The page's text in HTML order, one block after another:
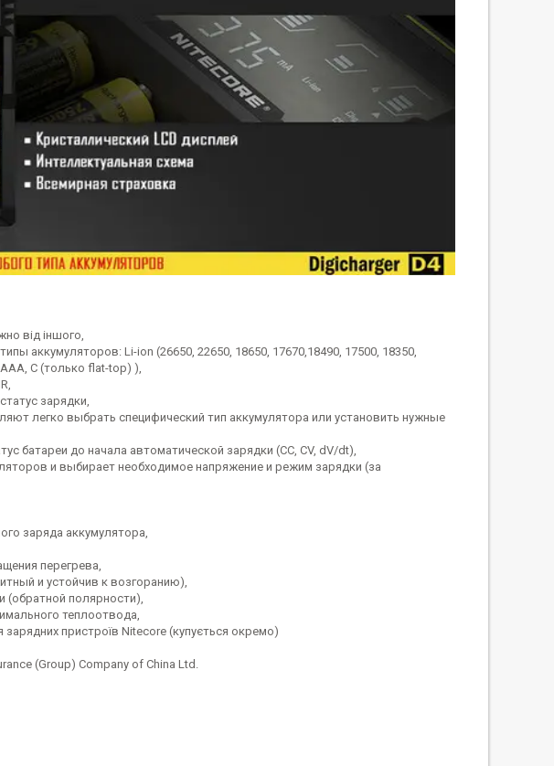
від іншого,
аккумуляторов: Li-ion (26650, 22650, 18650, 17670,18490, 17500, 18350,
C (только flat-top) ),
зарядки,
легко выбрать специфический тип аккумулятора или установить нужные
батареи до начала автоматической зарядки (CC, CV, dV/dt),
и выбирает необходимое напряжение и режим зарядки (за
заряда аккумулятора,
перегрева,
и устойчив к возгоранию),
(обратной полярности),
теплоотвода,
пристроїв Nitecore (купується окремо)
(Group) Company of China Ltd.